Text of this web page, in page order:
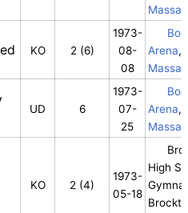
KO 2 (6)
1973-
08-
08
Arena,
UD 6
1973-
07-
25
Arena,
KO 2 (4)
1973-
05-18
High